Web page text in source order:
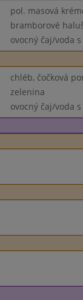
pol. masová
bramborové
ovocný čaj/voda
chléb, čočková
zelenina
ovocný čaj/voda